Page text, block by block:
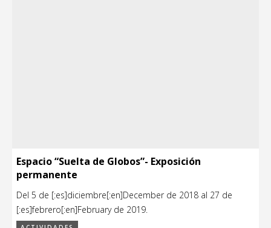
Espacio “Suelta de Globos”- Exposición
permanente
Del 5 de [:es]diciembre[:en]December de 2018 al 27 de
[:es]febrero[:en]February de 2019.